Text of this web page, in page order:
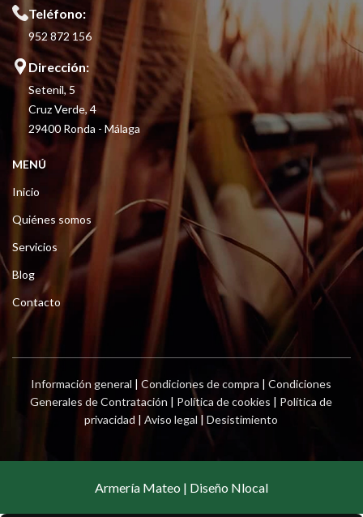
Teléfono:
952 872 156
Dirección:
Setenil, 5
Cruz Verde, 4
29400 Ronda - Málaga
MENÚ
Inicio
Quiénes somos
Servicios
Blog
Contacto
Información general |Condiciones de compra |Condiciones
Generales de Contratación | Política de cookies | Política de
privacidad |Aviso legal |Desistimiento
Armería Mateo | Diseño Nlocal